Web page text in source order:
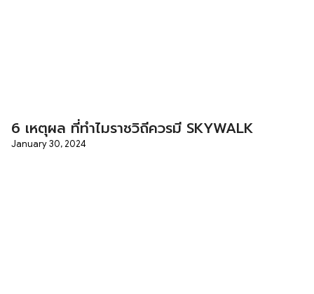
6 เหตุผล ที่ทำไมราชวิถีควรมี SKYWALK
January 30, 2024